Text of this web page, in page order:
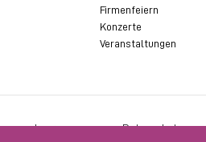
Firmenfeiern
Konzerte
Veranstaltungen
Impressum Datenschutz